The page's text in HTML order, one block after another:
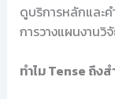
ดูบริการหลักและ
การวางแผนงาน
ทำไม Tense ถึง